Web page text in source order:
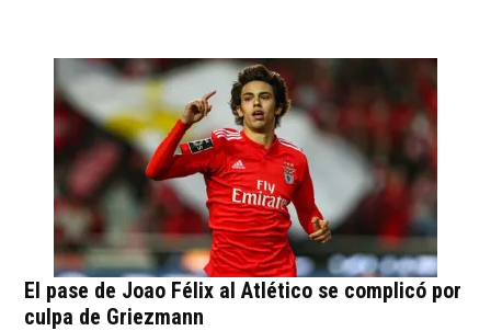
El pase de Joao Félix al Atlético se complicó por
culpa de Griezmann